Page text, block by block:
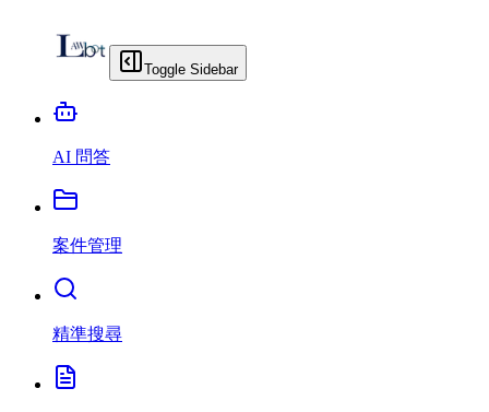
Toggle Sidebar
AI 問答
案件管理
精準搜尋